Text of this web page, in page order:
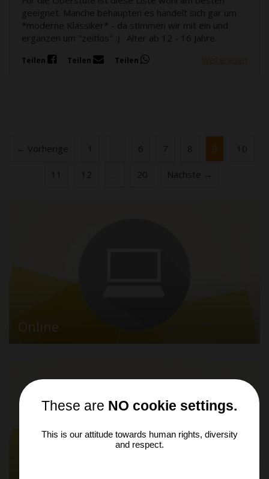
geeignet. Manche behaupten es handelt sich gar um
*moderne Klassiker* - da stimmen wir mit ein und
ergänzen um "zeitlos" :) . Alter ab 12 - 16 Jahre.
Teilen Teilen Teilen Weiterlesen
← Vorherige 1 6 7 8 9 10
11 12 20 Nächste →
Online
These are NO cookie settings.
This is our attitude towards human rights, diversity
and respect.